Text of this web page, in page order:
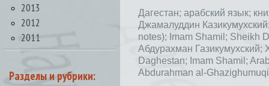
2013
2012
2011
Разделы и рубрики:
Дагестан; арабский язык;
Джамалуддин
notes); Imam Shamil; Sheikh
Абдурахман Газикумухский;
Daghestan; Imam Shamil;
Abdurahman al-